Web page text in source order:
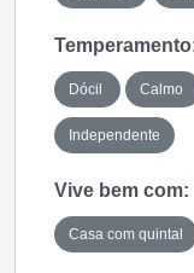
Dócil Calmo
Independente
Vive bem com:
Casa com quintal